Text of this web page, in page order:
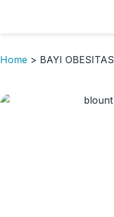
Home > BAYI OBESITAS